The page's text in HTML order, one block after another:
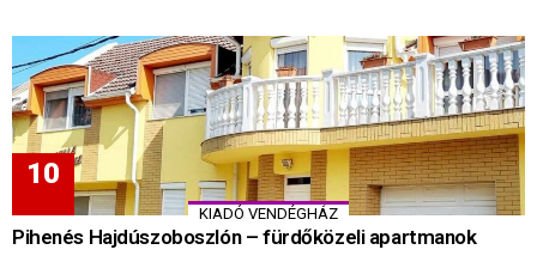
KIADÓ VENDÉGHÁZ
Pihenés Hajdúszoboszlón – fürdőközeli apartmanok